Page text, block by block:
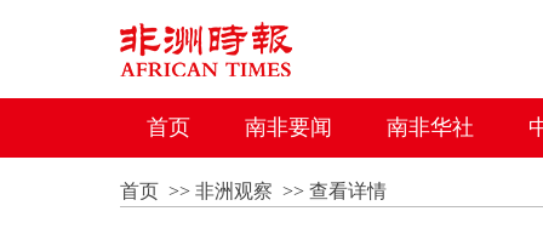
首页 南非要闻 南非华社
首页>> 非洲观察 >> 查看详情